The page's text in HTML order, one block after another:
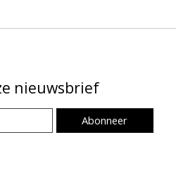
nieuwsbrief
Abonneer